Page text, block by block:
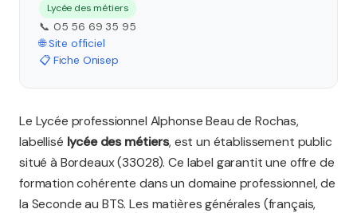
Lycée des métiers
📞 05 56 69 35 95
🌐 Site officiel
📋 Fiche Onisep
Le Lycée professionnel Alphonse Beau de Rochas,
labellisé lycée des métiers, est un établissement public
situé à Bordeaux (33028). Ce label garantit une offre de
formation cohérente dans un domaine professionnel, de
la Seconde au BTS. Les matières générales (français,